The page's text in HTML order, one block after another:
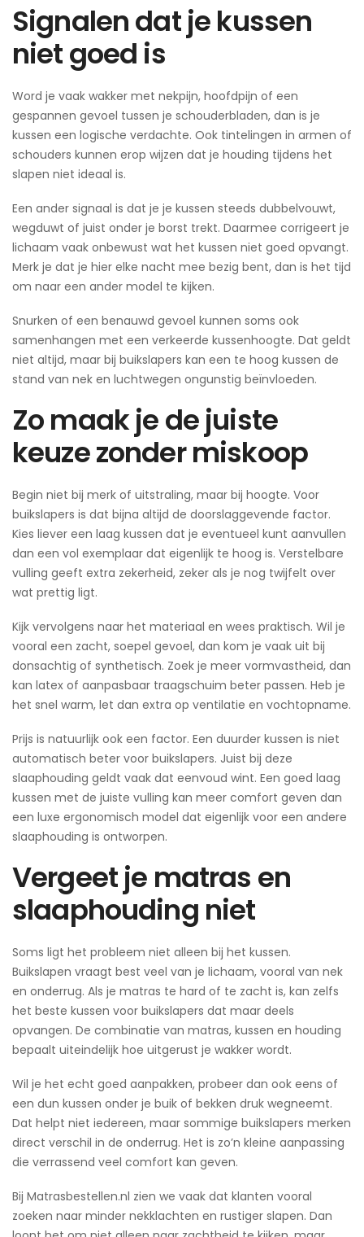
Signalen dat je kussen
niet goed is
Word je vaak wakker met nekpijn, hoofdpijn of een
gespannen gevoel tussen je schouderbladen, dan is je
kussen een logische verdachte. Ook tintelingen in armen of
schouders kunnen erop wijzen dat je houding tijdens het
slapen niet ideaal is.
Een ander signaal is dat je je kussen steeds dubbelvouwt,
wegduwt of juist onder je borst trekt. Daarmee corrigeert je
lichaam vaak onbewust wat het kussen niet goed opvangt.
Merk je dat je hier elke nacht mee bezig bent, dan is het tijd
om naar een ander model te kijken.
Snurken of een benauwd gevoel kunnen soms ook
samenhangen met een verkeerde kussenhoogte. Dat geldt
niet altijd, maar bij buikslapers kan een te hoog kussen de
stand van nek en luchtwegen ongunstig beïnvloeden.
Zo maak je de juiste
keuze zonder miskoop
Begin niet bij merk of uitstraling, maar bij hoogte. Voor
buikslapers is dat bijna altijd de doorslaggevende factor.
Kies liever een laag kussen dat je eventueel kunt aanvullen
dan een vol exemplaar dat eigenlijk te hoog is. Verstelbare
vulling geeft extra zekerheid, zeker als je nog twijfelt over
wat prettig ligt.
Kijk vervolgens naar het materiaal en wees praktisch. Wil je
vooral een zacht, soepel gevoel, dan kom je vaak uit bij
donsachtig of synthetisch. Zoek je meer vormvastheid, dan
kan latex of aanpasbaar traagschuim beter passen. Heb je
het snel warm, let dan extra op ventilatie en vochtopname.
Prijs is natuurlijk ook een factor. Een duurder kussen is niet
automatisch beter voor buikslapers. Juist bij deze
slaaphouding geldt vaak dat eenvoud wint. Een goed laag
kussen met de juiste vulling kan meer comfort geven dan
een luxe ergonomisch model dat eigenlijk voor een andere
slaaphouding is ontworpen.
Vergeet je matras en
slaaphouding niet
Soms ligt het probleem niet alleen bij het kussen.
Buikslapen vraagt best veel van je lichaam, vooral van nek
en onderrug. Als je matras te hard of te zacht is, kan zelfs
het beste kussen voor buikslapers dat maar deels
opvangen. De combinatie van matras, kussen en houding
bepaalt uiteindelijk hoe uitgerust je wakker wordt.
Wil je het echt goed aanpakken, probeer dan ook eens of
een dun kussen onder je buik of bekken druk wegneemt.
Dat helpt niet iedereen, maar sommige buikslapers merken
direct verschil in de onderrug. Het is zo’n kleine aanpassing
die verrassend veel comfort kan geven.
Bij Matrasbestellen.nl zien we vaak dat klanten vooral
zoeken naar minder nekklachten en rustiger slapen. Dan